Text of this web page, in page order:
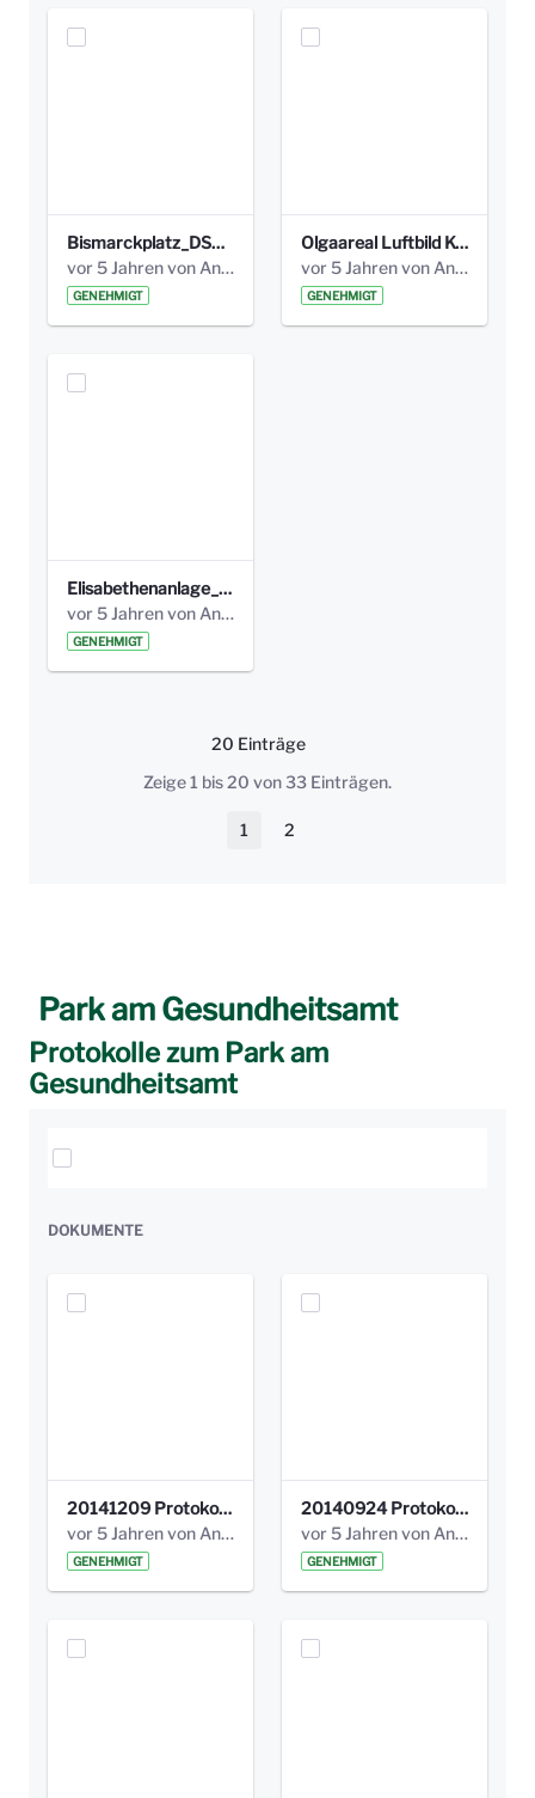
Bismarckplatz_DSC_4209_höhe300.jpg
vor 5 Jahren von Anni Schlumberger
GENEHMIGT
Olgaareal Luftbild Kopie_höhe300.jpg
vor 5 Jahren von Anni Schlumberger
GENEHMIGT
Elisabethenanlage_IMG_9754_höhe300jpg.jpg
vor 5 Jahren von Anni Schlumberger
GENEHMIGT
20 Einträge
Pro Seite
Zeige 1 bis 20 von 33 Einträgen.
Seite
1 Seite
2
Park am Gesundheitsamt
Protokolle zum Park am
Gesundheitsamt
Elemente auswählen
DOKUMENTE
20141209 Protokoll Park am Gesundheitsamt 04.pdf
vor 5 Jahren von Anni Schlumberger
GENEHMIGT
20140924 Protokoll Park am Gesundheitsamt 03.pdf
vor 5 Jahren von Anni Schlumberger
GENEHMIGT